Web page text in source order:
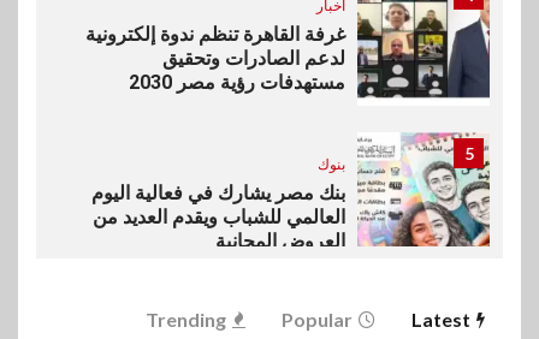
اخبار
غرفة القاهرة تنظم ندوة إلكترونية
لدعم الصادرات وتحقيق
مستهدفات رؤية مصر 2030
5
بنوك
بنك مصر يشارك في فعالية اليوم
العالمي للشباب ويقدم العديد من
العروض المجانية
6
بنوك Latest
Popular
Trending